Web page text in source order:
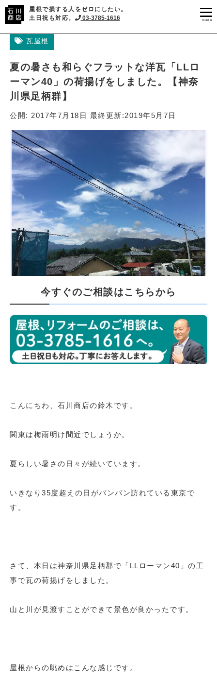
屋根で損する人をゼロにしたい。
土日祝も対応。
03-3785-1616 menu
瓦屋根
夏の暑さも和らぐフラットな洋瓦「LLロ
ーマン40」の荷揚げをしました。【神奈
川県足柄群】
公開: 2017年7月18日 最終更新:2019年5月7日
今すぐのご相談はこちらから
こんにちわ、石川商店の鈴木です。
関東は梅雨明け間近でしょうか。
夏らしい暑さの日々が続いています。
いきなり35度超えの日がバンバン訪れている東京で
す。
さて、本日は神奈川県足柄郡で「LLローマン40」の工
事で瓦の荷揚げをしました。
山と川が見渡すことができて景色が良かったです。
屋根からの眺めはこんな感じです。